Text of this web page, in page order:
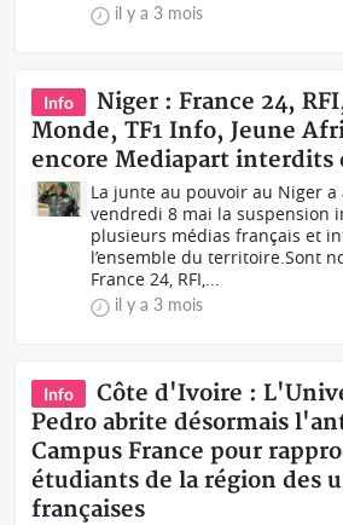
il y a 3 mois
Info
Niger : France 24,
Monde, TF1 Info, Jeune
encore Mediapart interdits
La junte au pouvoir au Niger a
vendredi 8 mai la suspension
plusieurs médias français et
l’ensemble du territoire.Sont
France 24, RFI,...
il y a 3 mois
Info
Côte d'Ivoire :
Pedro abrite désormais
Campus France pour
étudiants de la région des
françaises